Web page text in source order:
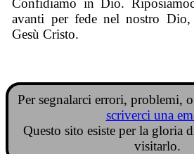
Confidiamo in Dio.
avanti per fede nel nostro
Gesù Cristo.
Per segnalarci errori, problemi,
scriverci una
Questo sito esiste per la gloria
visitarlo.